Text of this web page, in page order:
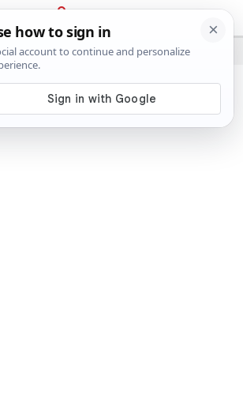
PRIJAVA